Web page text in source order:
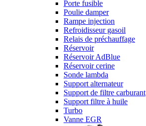
Porte fusible
Poulie damper
Rampe injection
Refroidisseur gasoil
Relais de préchauffage
Réservoir
Réservoir AdBlue
Réservoir cerine
Sonde lambda
Support alternateur
Support de filtre carburant
Support filtre à huile
Turbo
Vanne EGR